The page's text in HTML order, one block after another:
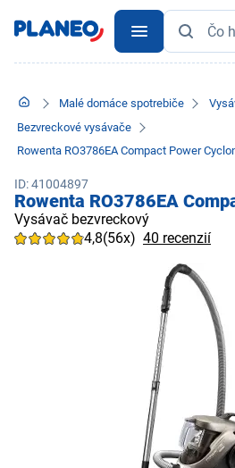
Malé domáce spotrebiče
Bezvreckové vysávače
Rowenta RO3786EA Compact Power
ID: 41004897
Rowenta RO3786EA
Vysávač bezvreckový
4,8(56x) 40 recenzií